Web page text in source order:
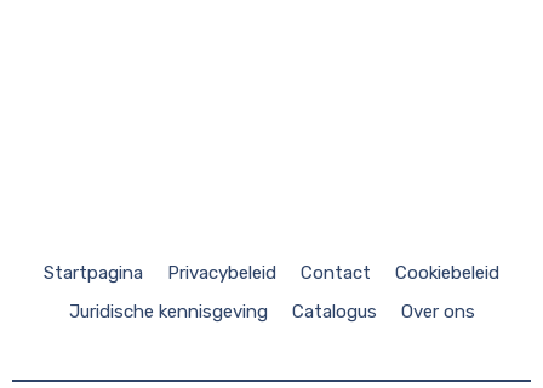
Startpagina Privacybeleid Contact
Cookiebeleid
Juridische kennisgeving
Catalogus Over ons